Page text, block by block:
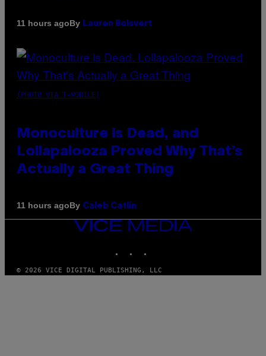
11 hours agoBy Lauren Boisvert
(PHOTO VIA T-MOBILE)
Monoculture is Dead, and
Lollapalooza Proved Why That’s
Actually a Great Thing
11 hours agoBy Caleb Catlin
VICE
MEDIA
© 2026 VICE DIGITAL PUBLISHING, LLC